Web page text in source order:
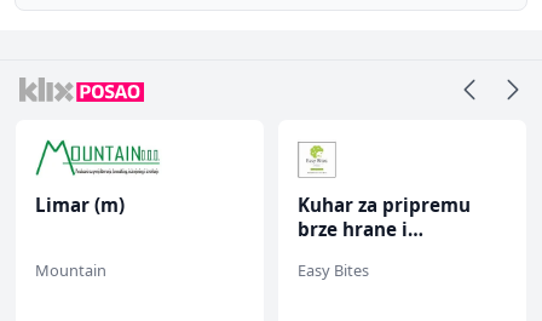
Limar (m)
Mountain
Kuhar za pripremu
brze hrane i
ž)
Easy Bites